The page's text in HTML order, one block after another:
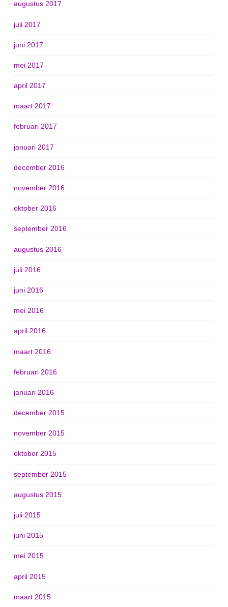
augustus 2017
juli 2017
juni 2017
mei 2017
april 2017
maart 2017
februari 2017
januari 2017
december 2016
november 2016
oktober 2016
september 2016
augustus 2016
juli 2016
juni 2016
mei 2016
april 2016
maart 2016
februari 2016
januari 2016
december 2015
november 2015
oktober 2015
september 2015
augustus 2015
juli 2015
juni 2015
mei 2015
april 2015
maart 2015